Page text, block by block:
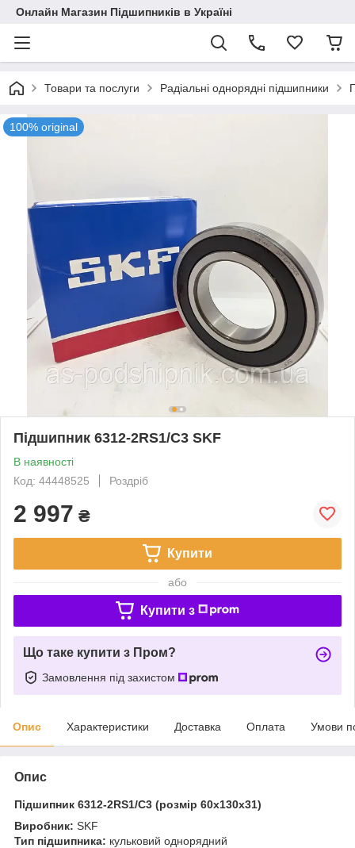
Онлайн Магазин Підшипників в Україні
Товари та послуги Радіальні однорядні підшипники
100% original
Підшипник 6312-2RS1/C3 SKF
В наявності
Код: 44448525
Роздріб
2 997 ₴
Купити
або
Купити з
Що таке купити з Пром?
Замовлення під захистом
Опис Характеристики Доставка Оплата Умови
Опис
Підшипник 6312-2RS1/C3 (розмір 60x130x31)
Виробник: SKF
Тип підшипника: кульковий однорядний